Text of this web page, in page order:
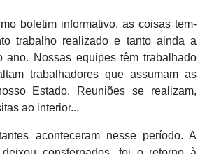
boletim informativo, as coisas tem-
trabalho realizado e tanto ainda a
ano. Nossas equipes têm trabalhado
trabalhadores que assumam as
Estado. Reuniões se realizam,
ao interior...
aconteceram nesse período. A